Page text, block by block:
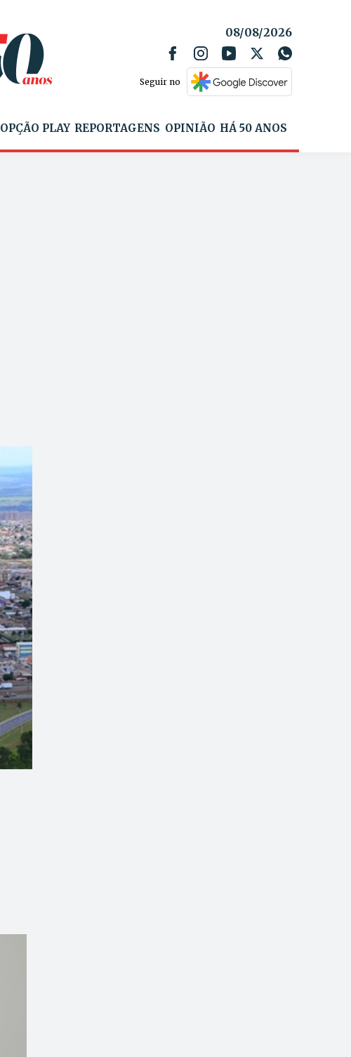
08/08/2026
Seguir no
OPÇÃO PLAY REPORTAGENS OPINIÃO HÁ 50 ANOS